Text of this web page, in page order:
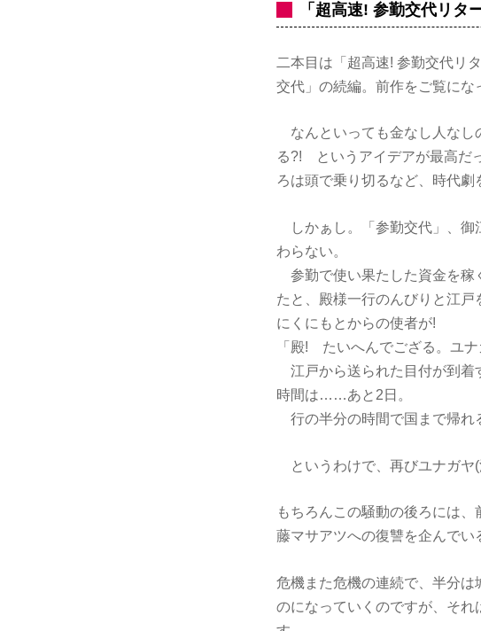
「超高速! 参勤交代リタ
二本目は「超高速! 参勤交代リ
交代」の続編。前作をご覧に
なんといっても金なし人なし
る?! というアイデアが最高だ
ろは頭で乗り切るなど、時代劇
しかぁし。「参勤交代」、御
わらない。
参勤で使い果たした資金を稼
たと、殿様一行のんびりと江
にくにもとからの使者が!
「殿! たいへんでござる。ユナ
江戸から送られた目付が到着
時間は……あと2日。
行の半分の時間で国まで帰れ
というわけで、再びユナガヤ(
もちろんこの騒動の後ろには
藤マサアツへの復讐を企んで
危機また危機の連続で、半分
のになっていくのですが、そ